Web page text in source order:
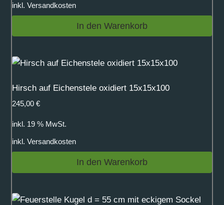
inkl. Versandkosten
In den Warenkorb
Hirsch auf Eichenstele oxidiert 15x15x100
245,00 €
inkl. 19 % MwSt.
inkl. Versandkosten
In den Warenkorb